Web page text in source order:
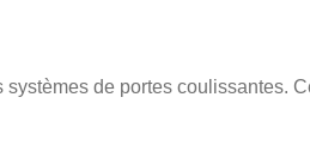
de portes coulissantes.